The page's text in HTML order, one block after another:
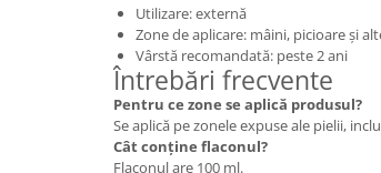
Utilizare: externă
Zone de aplicare: mâini, picioare și
Vârstă recomandată: peste 2 ani
Întrebări frecvente
Pentru ce zone se aplică produsul?
Se aplică pe zonele expuse ale pielii,
Cât conține flaconul?
Flaconul are 100 ml.